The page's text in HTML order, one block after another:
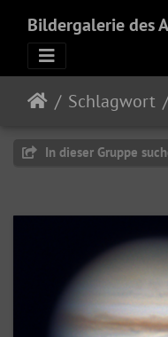
Bildergalerie des
Schlagwort
In dieser Gruppe